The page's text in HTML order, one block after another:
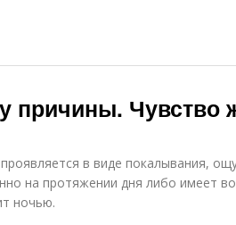
причины. Чувство
в виде покалывания,
на протяжении дня либо имеет
ночью.